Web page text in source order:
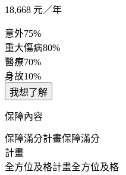
18,668 元／年
意外75%
重大傷病80%
醫療70%
身故10%
我想了解
保障內容
保障滿分計畫保障滿分
計畫
全方位及格計畫全方位及格